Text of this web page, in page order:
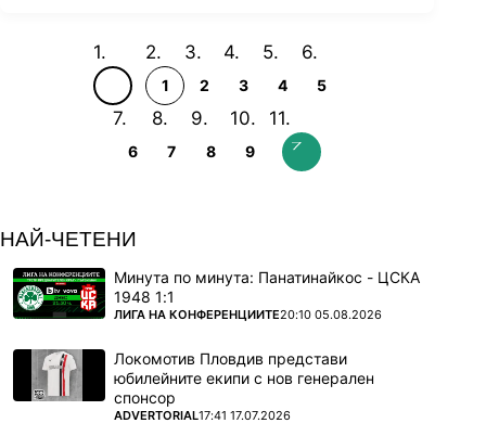
1 2 3 4 5
6 7 8 9
НАЙ-ЧЕТЕНИ
Минута по минута: Панатинайкос - ЦСКА
1948 1:1
ПОВЕЧЕ ОТ
ЛИГА НА КОНФЕРЕНЦИИТЕ20:10 05.08.2026
Локомотив Пловдив представи
юбилейните екипи с нов генерален
спонсор
ПОВЕЧЕ ОТ
ADVERTORIAL17:41 17.07.2026